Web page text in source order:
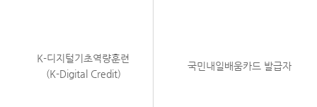
K-디지털기초역량훈련
(K-Digital Credit)
국민내일배움카드 발급자